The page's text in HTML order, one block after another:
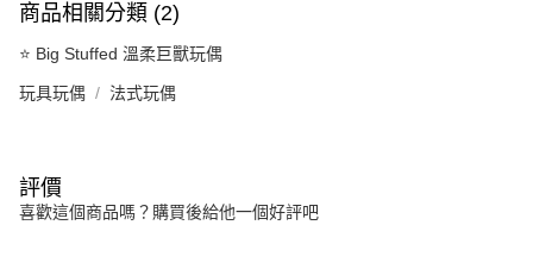
商品相關分類 (2)
⭐ Big Stuffed 溫柔巨獸玩偶
玩具玩偶 法式玩偶
評價
喜歡這個商品嗎？購買後給他一個好評吧